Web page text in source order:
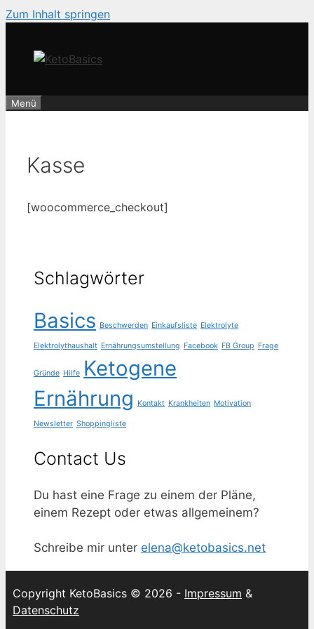
Zum Inhalt springen
Menü
Kasse
[woocommerce_checkout]
Schlagwörter
Basics Beschwerden Einkaufsliste Elektrolyte
Elektrolythaushalt Ernährungsumstellung Facebook FB Group Frage
Gründe Hilfe Ketogene
Ernährung
Kontakt Krankheiten Motivation
Newsletter Shoppingliste
Contact Us
Du hast eine Frage zu einem der Pläne,
einem Rezept oder etwas allgemeinem?
Schreibe mir unter elena@ketobasics.net
Copyright KetoBasics © 2026 - Impressum &
Datenschutz